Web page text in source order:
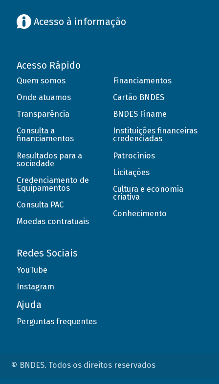
Acesso à informação
Acesso Rápido
Quem somos
Onde atuamos
Transparência
Consulta a
financiamentos
Resultados para a
sociedade
Credenciamento de
Equipamentos
Consulta PAC
Moedas contratuais
Financiamentos
Cartão BNDES
BNDES Finame
Instituições financeiras
credenciadas
Patrocínios
Licitações
Cultura e economia
criativa
Conhecimento
Redes Sociais
YouTube
Instagram
Ajuda
Perguntas frequentes
© BNDES. Todos os direitos reservados